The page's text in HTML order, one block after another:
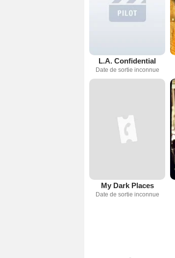
L.A. Confidential
Date de sortie inconnue
My Dark Places
Date de sortie inconnue